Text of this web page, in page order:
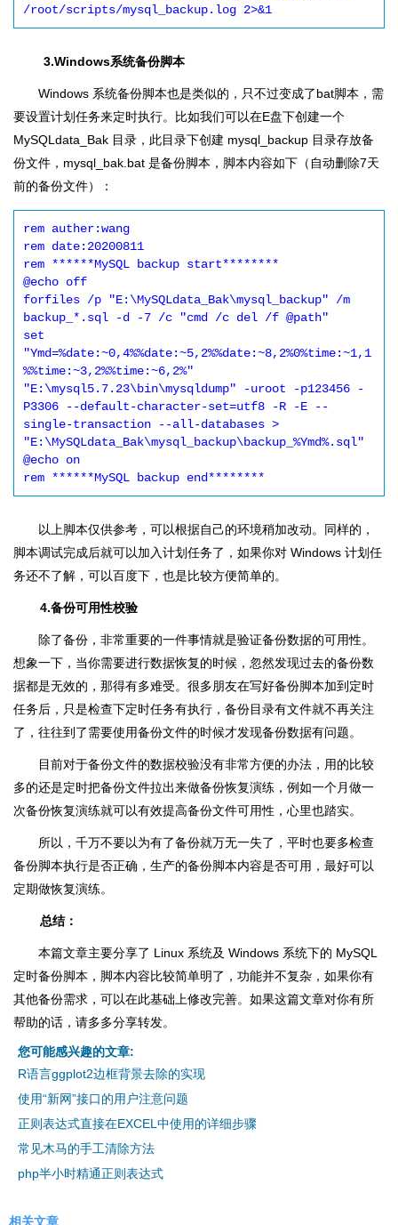
/root/scripts/mysql_backup.log 2>&1
3.Windows系统备份脚本
Windows 系统备份脚本也是类似的，只不过变成了bat脚本，需
要设置计划任务来定时执行。比如我们可以在E盘下创建一个
MySQLdata_Bak 目录，此目录下创建 mysql_backup 目录存放备
份文件，mysql_bak.bat 是备份脚本，脚本内容如下（自动删除7天
前的备份文件）：
rem auther:wang
rem date:20200811
rem ******MySQL backup start********
@echo off
forfiles /p "E:\MySQLdata_Bak\mysql_backup" /m
backup_*.sql -d -7 /c "cmd /c del /f @path"
set
"Ymd=%date:~0,4%%date:~5,2%%date:~8,2%0%time:~1,1
%%time:~3,2%%time:~6,2%"
"E:\mysql5.7.23\bin\mysqldump" -uroot -p123456 -
P3306 --default-character-set=utf8 -R -E --
single-transaction --all-databases >
"E:\MySQLdata_Bak\mysql_backup\backup_%Ymd%.sql"
@echo on
rem ******MySQL backup end********
以上脚本仅供参考，可以根据自己的环境稍加改动。同样的，
脚本调试完成后就可以加入计划任务了，如果你对 Windows 计划任
务还不了解，可以百度下，也是比较方便简单的。
4.备份可用性校验
除了备份，非常重要的一件事情就是验证备份数据的可用性。
想象一下，当你需要进行数据恢复的时候，忽然发现过去的备份数
据都是无效的，那得有多难受。很多朋友在写好备份脚本加到定时
任务后，只是检查下定时任务有执行，备份目录有文件就不再关注
了，往往到了需要使用备份文件的时候才发现备份数据有问题。
目前对于备份文件的数据校验没有非常方便的办法，用的比较
多的还是定时把备份文件拉出来做备份恢复演练，例如一个月做一
次备份恢复演练就可以有效提高备份文件可用性，心里也踏实。
所以，千万不要以为有了备份就万无一失了，平时也要多检查
备份脚本执行是否正确，生产的备份脚本内容是否可用，最好可以
定期做恢复演练。
总结：
本篇文章主要分享了 Linux 系统及 Windows 系统下的 MySQL
定时备份脚本，脚本内容比较简单明了，功能并不复杂，如果你有
其他备份需求，可以在此基础上修改完善。如果这篇文章对你有所
帮助的话，请多多分享转发。
您可能感兴趣的文章:
R语言ggplot2边框背景去除的实现
使用“新网”接口的用户注意问题
正则表达式直接在EXCEL中使用的详细步骤
常见木马的手工清除方法
php半小时精通正则表达式
相关文章